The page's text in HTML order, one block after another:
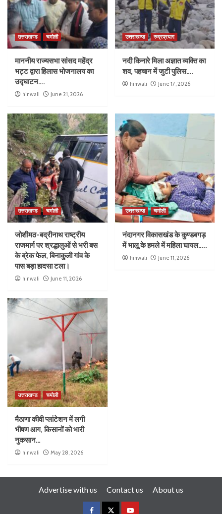
उत्तराखण्ड चमोली
माननीय राज्यसभा सांसद महेंद्र
भट्ट द्वारा हिलास भोजनालय का
उद्घाटन….
hinwali June 21, 2026
उत्तराखण्ड रुद्रप्रयाग
नदी किनारे मिला अज्ञात व्यक्ति का
शव, पहचान में जुटी पुलिस….
hinwali June 17, 2026
उत्तराखण्ड चमोली
जोशीमठ-बद्रीनाथ राष्ट्रीय
राजमार्ग पर श्रद्धालुओं से भरी बस
के ब्रेक फेल, बिनाकुली गांव के
पास बड़ा हादसा टला।
hinwali June 11, 2026
उत्तराखण्ड चमोली
नंदानगर विकासखंड के कुण्डबगड़
में भालू के हमले में महिला घायल…..
hinwali June 11, 2026
उत्तराखण्ड चमोली
मैठाणा कीवी प्लांटेशन में लगी
भीषण आग, किसानों को भारी
नुकसान…
hinwali May 28, 2026
Advertise with us Contact us About us